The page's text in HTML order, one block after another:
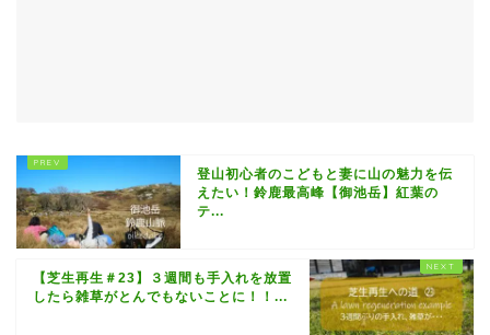
登山初心者のこどもと妻に山の魅力を伝
えたい！鈴鹿最高峰【御池岳】紅葉の
テ...
【芝生再生＃23】３週間も手入れを放置
したら雑草がとんでもないことに！！...